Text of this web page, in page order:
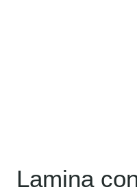
Lamina